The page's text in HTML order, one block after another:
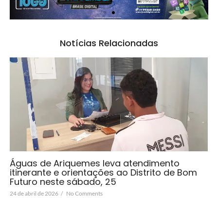
Notícias Relacionadas
Águas de Ariquemes leva atendimento
itinerante e orientações ao Distrito de Bom
Futuro neste sábado, 25
24 de abril de 2026 / No Comments